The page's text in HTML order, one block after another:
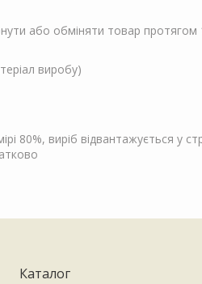
або обміняти товар протягом
виробу)
80%, виріб відвантажується у
Каталог